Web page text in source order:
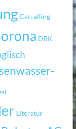
Catcalling
DRK
Literatur